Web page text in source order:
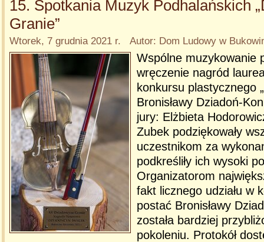
15. Spotkania Muzyk Podhalańskich
Granie”
Wtorek, 7 grudnia 2021 r. Autor: Dom Ludowy w
Wspólne muzykowanie
wręczenie nagród
konkursu plastycznego
Bronisławy Dziadoń-
jury: Elżbieta
Zubek podziękowały
uczestnikom za
podkreśliły ich wysoki
Organizatorom
fakt licznego udziału w
postać Bronisławy
została bardziej
pokoleniu. Protokół